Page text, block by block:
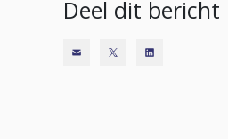
Deel dit bericht